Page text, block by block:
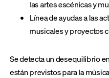
las artes escénicas y
Línea de ayudas a las
musicales y proyectos
Se detecta un desequilibrio
están previstos para la